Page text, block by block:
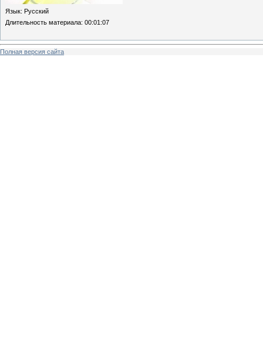
Язык: Русский
Длительность материала: 00:01:07
Полная версия сайта